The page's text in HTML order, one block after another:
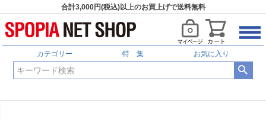
合計3,000円(税込)以上のお買上げで送料無料
カテゴリー 特 集 お気に入り